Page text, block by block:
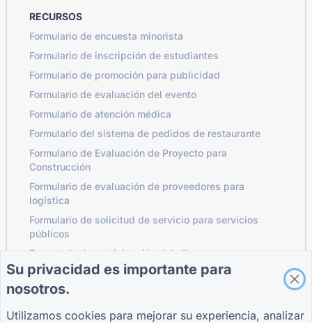
RECURSOS
Formulario de encuesta minorista
Formulario de inscripción de estudiantes
Formulario de promoción para publicidad
Formulario de evaluación del evento
Formulario de atención médica
Formulario del sistema de pedidos de restaurante
Formulario de Evaluación de Proyecto para
Construcción
Formulario de evaluación de proveedores para
logística
Formulario de solicitud de servicio para servicios
públicos
Formulario de participación del cliente
GUÍAS
COMPAÑÍA
TÉRMINOS
Su privacidad es importante para
nosotros.
Utilizamos cookies para mejorar su experiencia, analizar